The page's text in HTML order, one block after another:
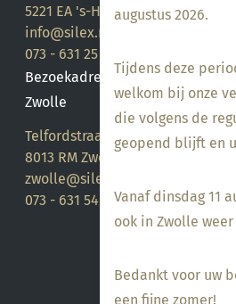
augustus 2026.
Tijdens deze
welkom bij onze
die volgens de
geopend blijft en
Vanaf dinsdag 11
ook in Zwolle
Bedankt voor uw
een fijne zomer!
5221 EA 's-Hertogenbosch
info@silex.nl
073 - 631 25 28
Bezoekadres
Zwolle
Telfordstraat 14
8013 RM Zwolle
zwolle@silex.nl
073 - 631 54 05